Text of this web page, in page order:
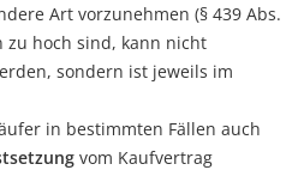
Art vorzunehmen (§ 439 Abs.
zu hoch sind, kann nicht
sondern ist jeweils im
in bestimmten Fällen auch
vom Kaufvertrag